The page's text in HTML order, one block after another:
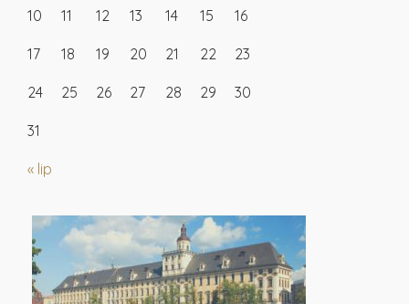
« lip
10 11 12 13 14 15 16
17 18 19 20 21 22 23
24 25 26 27 28 29 30
31